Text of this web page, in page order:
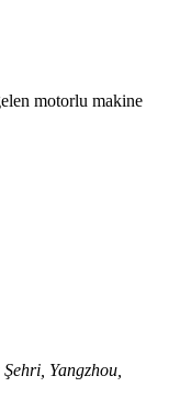
motorlu makine
Yangzhou,